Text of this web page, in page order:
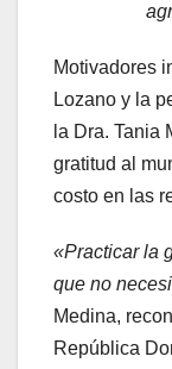
Motivadores
Lozano y la
la Dra. Tania
gratitud al
costo en las
«Practicar la
que no
Medina,
República